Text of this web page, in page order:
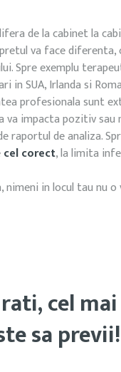
de la cabinet la
va face diferenta,
Spre exemplu
in SUA, Irlanda si
profesionala sunt
va impacta pozitiv sau
de analiza.
cel corect, la limita
in locul tau nu
cel
sa previi!